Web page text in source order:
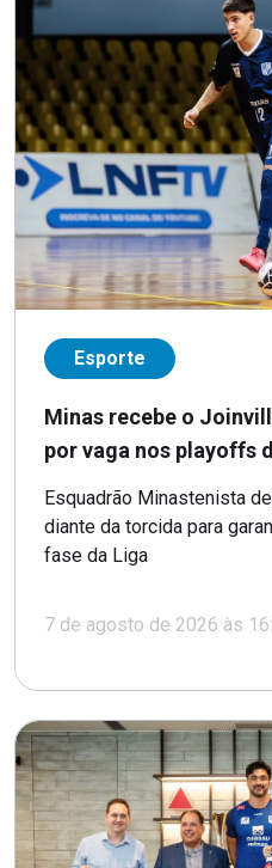
Esporte
Minas recebe o
por vaga nos playoffs
Esquadrão Minastenista
diante da torcida para
fase da Liga
7 de agosto de 2026 às